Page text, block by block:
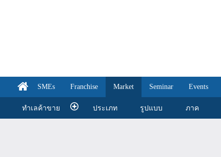
SMEs Franchise Market Seminar Events
ทำเลค้าขาย ประเภท รูปแบบ ภาค